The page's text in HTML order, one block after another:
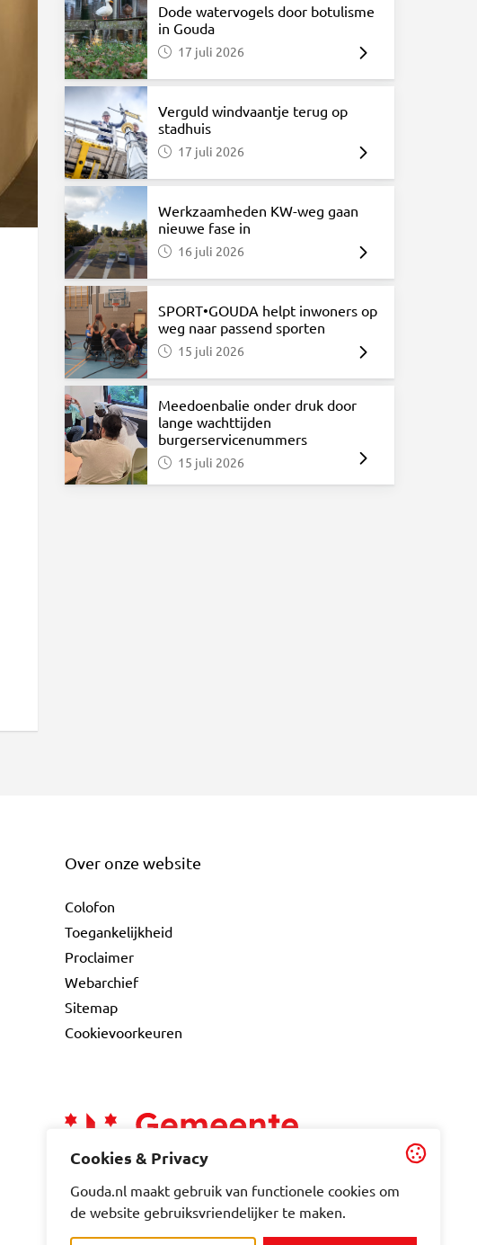
Cookies & Privacy
Gouda.nl maakt gebruik van functionele cookies om
de website gebruiksvriendelijker te maken.
Dode watervogels door botulisme
in Gouda
17 juli 2026
Verguld windvaantje terug op
stadhuis
17 juli 2026
Werkzaamheden KW-weg gaan
nieuwe fase in
16 juli 2026
SPORT•GOUDA helpt inwoners op
weg naar passend sporten
15 juli 2026
Meedoenbalie onder druk door
lange wachttijden
burgerservicenummers
15 juli 2026
Over onze website
Colofon
Toegankelijkheid
Proclaimer
Webarchief
Sitemap
Cookievoorkeuren